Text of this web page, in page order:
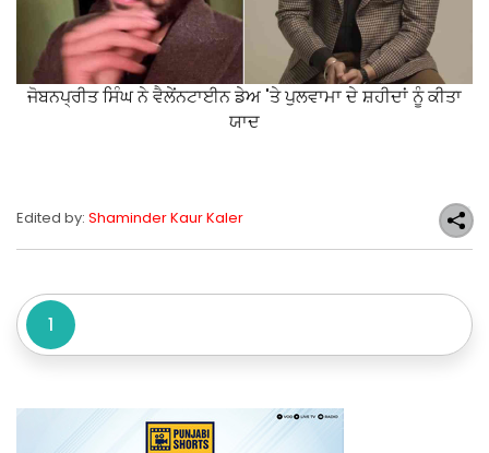
ਜੋਬਨਪ੍ਰੀਤ ਸਿੰਘ ਨੇ ਵੈਲੇਂਨਟਾਈਨ ਡੇਅ 'ਤੇ ਪੁਲਵਾਮਾ ਦੇ ਸ਼ਹੀਦਾਂ ਨੂੰ ਕੀਤਾ
ਯਾਦ
Edited by: Shaminder Kaur Kaler
1